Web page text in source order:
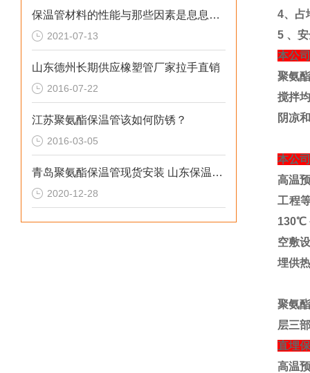
保温管材料的性能与那些因素是息息相关的
2021-07-13
山东德州长期供应橡塑管厂家拉手直销
2016-07-22
江苏聚氨酯保温管该如何防锈？
2016-03-05
青岛聚氨酯保温管现货安装 山东保温管厂家报价
2020-12-28
4、占
5 、
本公
聚氨
搅拌
阴凉
本公
高温
工程
130℃
空敷
埋供
聚氨
层三
直埋
高温